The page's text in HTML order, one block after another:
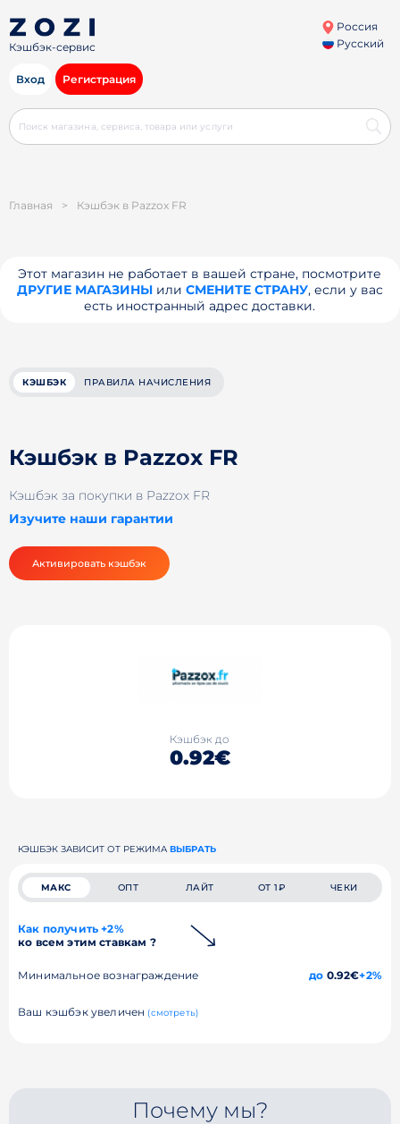
Кэшбэк-сервис
Россия
Русский
Вход Регистрация
Главная > Кэшбэк в Pazzox FR
Этот магазин не работает в вашей стране, посмотрите
ДРУГИЕ МАГАЗИНЫили СМЕНИТЕ СТРАНУ, если у вас
есть иностранный адрес доставки.
КЭШБЭК ПРАВИЛА НАЧИСЛЕНИЯ
Кэшбэк в Pazzox FR
Кэшбэк за покупки в Pazzox FR
Изучите наши гарантии
Активировать кэшбэк
Кэшбэк до
0.92€
КЭШБЭК ЗАВИСИТ ОТ РЕЖИМА ВЫБРАТЬ
МАКС ОПТ ЛАЙТ ОТ 1₽ ЧЕКИ
Как получить +2%
ко всем этим ставкам ?
Минимальное вознаграждение до 0.92€+2%
Ваш кэшбэк увеличен (смотреть)
Почему мы?